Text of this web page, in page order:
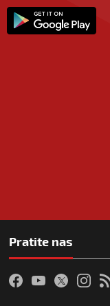
Pratite nas